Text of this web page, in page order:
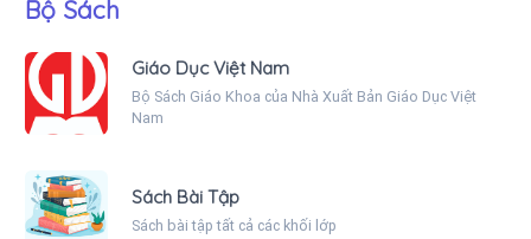
Bộ Sách
Giáo Dục Việt Nam
Bộ Sách Giáo Khoa của Nhà Xuất Bản Giáo Dục Việt
Nam
Sách Bài Tập
Sách bài tập tất cả các khối lớp